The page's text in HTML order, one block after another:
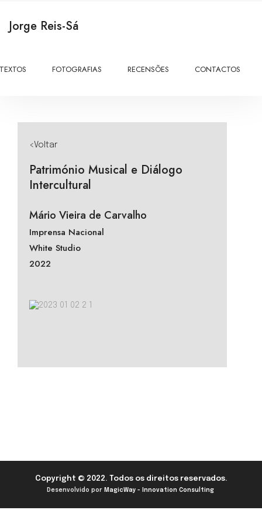
Jorge Reis-Sá
TEXTOS FOTOGRAFIAS RECENSÕES CONTACTOS
<Voltar
Património Musical e Diálogo
Intercultural
Mário Vieira de Carvalho
Imprensa Nacional
White Studio
2022
Copyright © 2022. Todos os direitos reservados.
Desenvolvido por MagicWay - Innovation Consulting